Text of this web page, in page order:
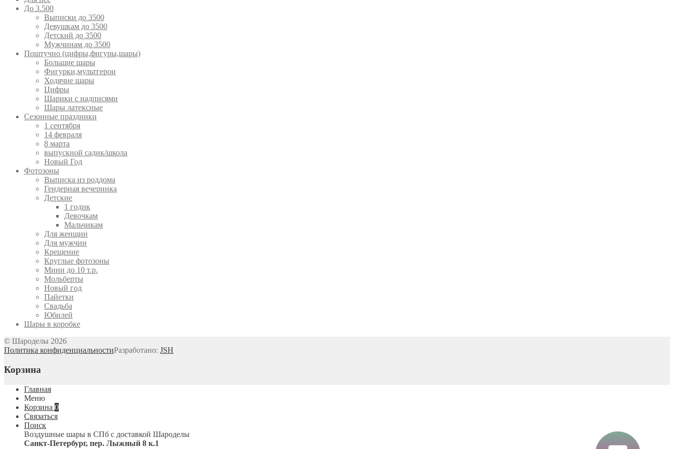
До 3.500
Выписки до 3500
Девушкам до 3500
Детский до 3500
Мужчинам до 3500
Поштучно (цифры,фигуры,шары)
Большие шары
Фигурки,мультгерои
Ходячие шары
Цифры
Шарики с надписями
Шары латексные
Сезонные праздники
1 сентября
14 февраля
8 марта
выпускной садик/школа
Новый Год
Фотозоны
Выписка из роддома
Гендерная вечеринка
Детские
1 годик
Девочкам
Мальчикам
Для женщин
Для мужчин
Крещение
Круглые фотозоны
Мини до 10 т.р.
Мольберты
Новый год
Пайетки
Свадьба
Юбилей
Шары в коробке
© Шароделы 2026
Политика конфиденциальностиРазработано: JSH
Корзина
Главная
Меню
Корзина 0
Связаться
Поиск
Воздушные шары в СПб с доставкой Шароделы
Санкт-Петербург, пер. Лыжный 8 к.1